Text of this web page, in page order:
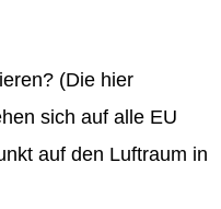
(Die hier
sich auf alle EU
auf den Luftraum in